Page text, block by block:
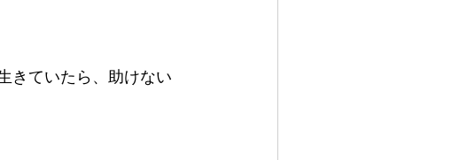
きていたら、助けない